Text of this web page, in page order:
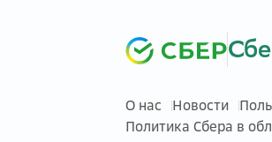
О нас Новости
Политика Сбера в